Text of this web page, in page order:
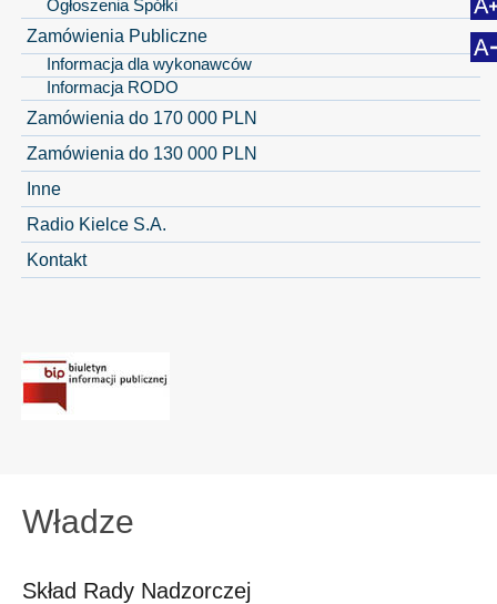
Ogłoszenia Spółki
Zamówienia Publiczne
Informacja dla wykonawców
Informacja RODO
Zamówienia do 170 000 PLN
Zamówienia do 130 000 PLN
Inne
Radio Kielce S.A.
Kontakt
Władze
Skład Rady Nadzorczej